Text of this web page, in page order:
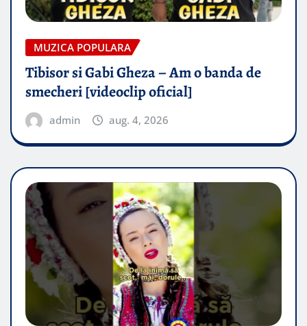
MUZICA POPULARA
Tibisor si Gabi Gheza – Am o banda de
smecheri [videoclip oficial]
admin aug. 4, 2026